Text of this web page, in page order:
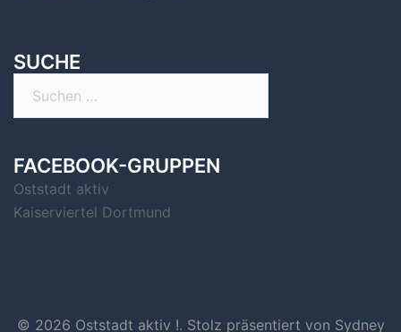
SUCHE
FACEBOOK-GRUPPEN
Oststadt aktiv
Kaiserviertel Dortmund
© 2026 Oststadt aktiv !. Stolz präsentiert von Sydney